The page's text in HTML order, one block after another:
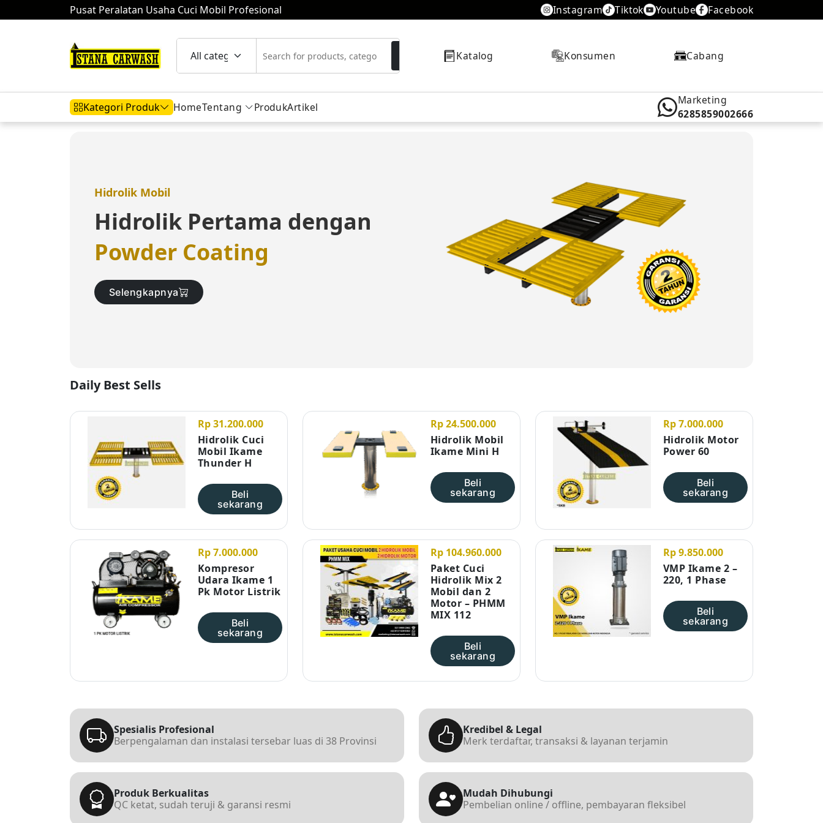
Pusat Peralatan Usaha Cuci Mobil Profesional Instagram Tiktok Youtube Facebook
Katalog Konsumen Cabang
Kategori Produk
Mesin Air
HomeTentang ProdukArtikel
Marketing
6285859002666
Hidrolik Mobil
Hidrolik Pertama dengan
Powder Coating
Selengkapnya
Daily Best Sells
Rp 31.200.000
Hidrolik Cuci
Mobil Ikame
Thunder H
Beli
sekarang
Rp 24.500.000
Hidrolik Mobil
Ikame Mini H
Beli
sekarang
Rp 7.000.000
Hidrolik Motor
Power 60
Beli
sekarang
Rp 7.000.000
Kompresor
Udara Ikame 1
Pk Motor Listrik
Beli
sekarang
Rp 104.960.000
Paket Cuci
Hidrolik Mix 2
Mobil dan 2
Motor – PHMM
MIX 112
Beli
sekarang
Rp 9.850.000
VMP Ikame 2 –
220, 1 Phase
Beli
sekarang
Spesialis Profesional
Berpengalaman dan instalasi tersebar luas di 38 Provinsi
Kredibel & Legal
Merk terdaftar, transaksi & layanan terjamin
Produk Berkualitas
QC ketat, sudah teruji & garansi resmi
Mudah Dihubungi
Pembelian online / offline, pembayaran fleksibel